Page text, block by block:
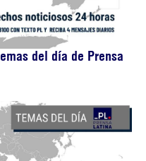
del día de Prensa